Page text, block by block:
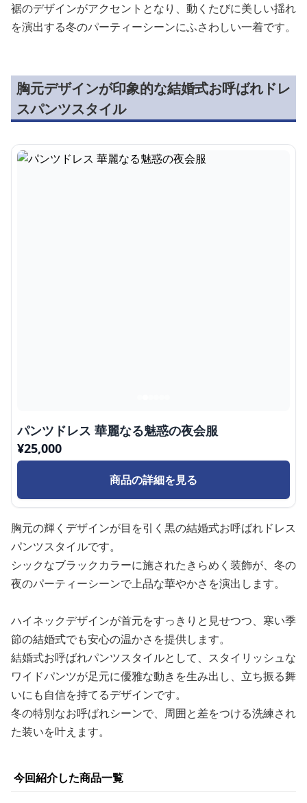
裾のデザインがアクセントとなり、動くたびに美しい揺れ
を演出する冬のパーティーシーンにふさわしい一着です。
胸元デザインが印象的な結婚式お呼ばれドレ
スパンツスタイル
パンツドレス 華麗なる魅惑の夜会服
¥25,000
商品の詳細を見る
胸元の輝くデザインが目を引く黒の結婚式お呼ばれドレス
パンツスタイルです。
シックなブラックカラーに施されたきらめく装飾が、冬の
夜のパーティーシーンで上品な華やかさを演出します。
ハイネックデザインが首元をすっきりと見せつつ、寒い季
節の結婚式でも安心の温かさを提供します。
結婚式お呼ばれパンツスタイルとして、スタイリッシュな
ワイドパンツが足元に優雅な動きを生み出し、立ち振る舞
いにも自信を持てるデザインです。
冬の特別なお呼ばれシーンで、周囲と差をつける洗練され
た装いを叶えます。
今回紹介した商品一覧